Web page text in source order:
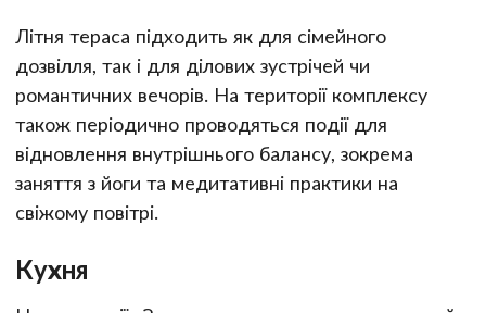
Літня тераса підходить як для сімейного
дозвілля, так і для ділових зустрічей чи
романтичних вечорів. На території комплексу
також періодично проводяться події для
відновлення внутрішнього балансу, зокрема
заняття з йоги та медитативні практики на
свіжому повітрі.
Кухня